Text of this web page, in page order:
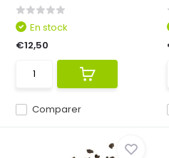
Comparer
En stock
€12,50